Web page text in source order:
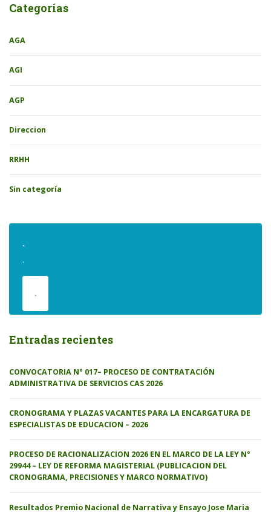
Categorías
AGA
AGI
AGP
Direccion
RRHH
Sin categoría
.
.
.
Entradas recientes
CONVOCATORIA N° 017– PROCESO DE CONTRATACIÓN
ADMINISTRATIVA DE SERVICIOS CAS 2026
CRONOGRAMA Y PLAZAS VACANTES PARA LA ENCARGATURA DE
ESPECIALISTAS DE EDUCACION – 2026
PROCESO DE RACIONALIZACION 2026 EN EL MARCO DE LA LEY N°
29944 – LEY DE REFORMA MAGISTERIAL (PUBLICACION DEL
CRONOGRAMA, PRECISIONES Y MARCO NORMATIVO)
Resultados Premio Nacional de Narrativa y Ensayo Jose Maria